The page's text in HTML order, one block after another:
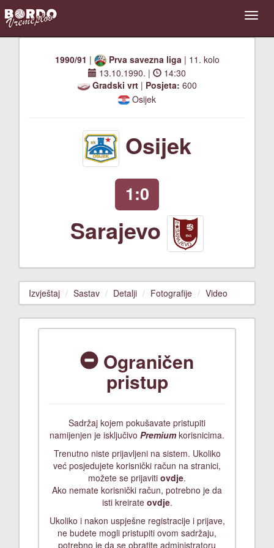
1990/91 | Prva savezna liga| 11. kolo
13.10.1990. |
14:30
Gradski vrt| Posjeta: 600
Osijek
Osijek
1:0
Sarajevo
Izvještaj Sastav Detalji Fotografije Video
Ograničen
pristup
Sadržaj kojem pokušavate pristupiti
namijenjen je isključivo Premiumkorisnicima.
Trenutno niste prijavljeni na sistem. Ukoliko
već posjedujete korisnički račun na stranici,
možete se prijaviti ovdje.
Ako nemate korisnički račun, potrebno je da
isti kreirate ovdje.
Ukoliko i nakon uspješne registracije i prijave,
ne budete mogli pristupiti ovom sadržaju,
potrebno je da se obratite administratoru